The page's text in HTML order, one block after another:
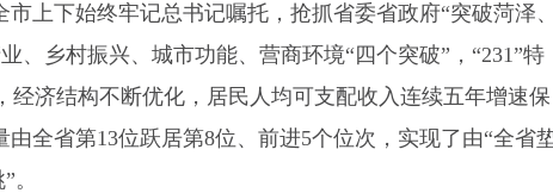
上下始终牢记总书记嘱托，抢抓省委省政府“突破菏泽、
、乡村振兴、城市功能、营商环境“四个突破”，“231”特
济结构不断优化，居民人均可支配收入连续五年增速保
全省第13位跃居第8位、前进5个位次，实现了由“全省
。